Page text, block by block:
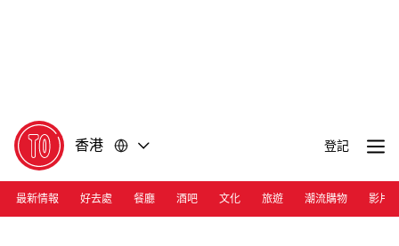
香港 登記
最新情報 好去處 餐廳 酒吧 文化 旅遊 潮流購物 影片
Lousy